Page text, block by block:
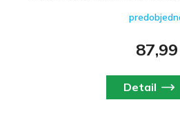
bezdrátovo, ostatné prístroje
Detail